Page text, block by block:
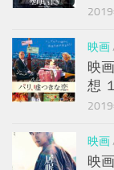
映画
映
想
映画
映